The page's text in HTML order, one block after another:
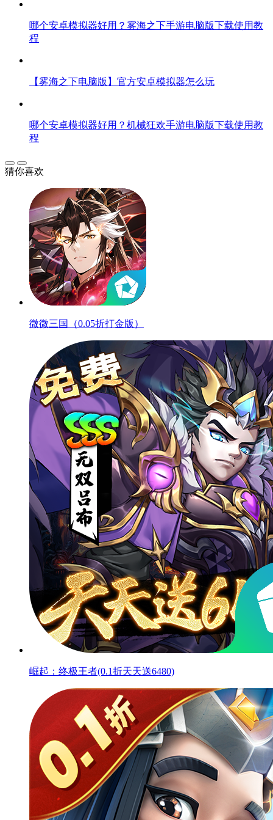
哪个安卓模拟器好用？雾海之下手游电脑版下载使用教
程
【雾海之下电脑版】官方安卓模拟器怎么玩
哪个安卓模拟器好用？机械狂欢手游电脑版下载使用教
程
猜你喜欢
微微三国（0.05折打金版）
崛起：终极王者(0.1折天天送6480)